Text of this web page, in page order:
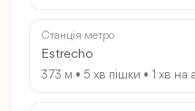
Станція метро
Estrecho
373 м • 5 хв пішки • 1 хв на